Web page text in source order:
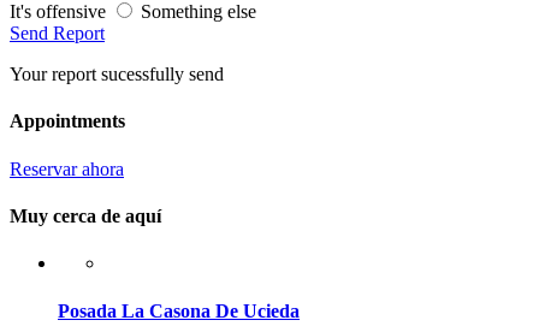
It's offensive
Something else
Send Report
Your report sucessfully send
Appointments
Reservar ahora
Muy cerca de aquí
Posada La Casona De Ucieda